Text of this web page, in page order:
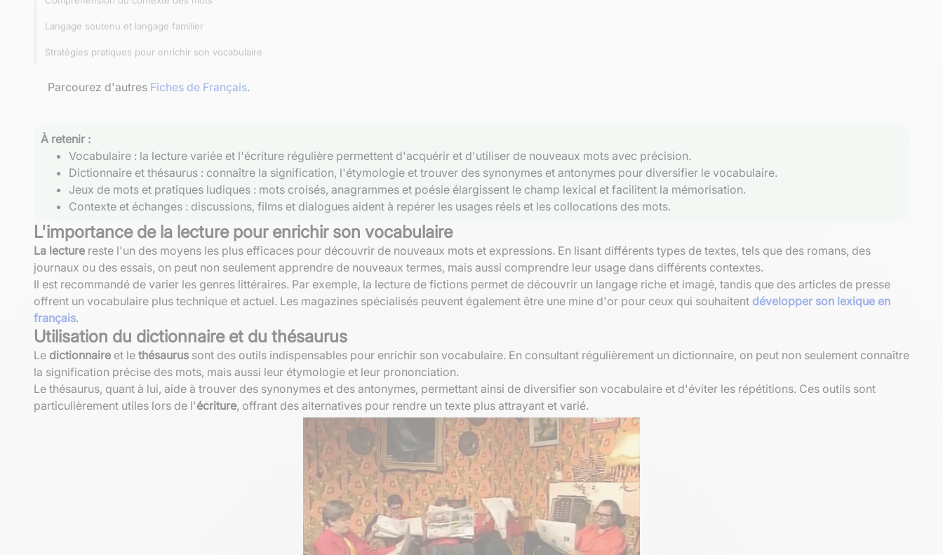
Langage soutenu et langage familier
Stratégies pratiques pour enrichir son vocabulaire
Parcourez d'autres Fiches de Français.
À retenir :
Vocabulaire : la lecture variée et l'écriture régulière permettent d'acquérir et d'utiliser de nouveaux mots avec précision.
Dictionnaire et thésaurus : connaître la signification, l'étymologie et trouver des synonymes et antonymes pour diversifier le vocabulaire.
Jeux de mots et pratiques ludiques : mots croisés, anagrammes et poésie élargissent le champ lexical et facilitent la mémorisation.
Contexte et échanges : discussions, films et dialogues aident à repérer les usages réels et les collocations des mots.
L'importance de la lecture pour enrichir son vocabulaire
La lecture reste l'un des moyens les plus efficaces pour découvrir de nouveaux mots et expressions. En lisant différents types de textes, tels que des romans, des
journaux ou des essais, on peut non seulement apprendre de nouveaux termes, mais aussi comprendre leur usage dans différents contextes.
Il est recommandé de varier les genres littéraires. Par exemple, la lecture de fictions permet de découvrir un langage riche et imagé, tandis que des articles de presse
offrent un vocabulaire plus technique et actuel. Les magazines spécialisés peuvent également être une mine d'or pour ceux qui souhaitent développer son lexique en
français.
Utilisation du dictionnaire et du thésaurus
Le dictionnaire et le thésaurus sont des outils indispensables pour enrichir son vocabulaire. En consultant régulièrement un dictionnaire, on peut non seulement connaître
la signification précise des mots, mais aussi leur étymologie et leur prononciation.
Le thésaurus, quant à lui, aide à trouver des synonymes et des antonymes, permettant ainsi de diversifier son vocabulaire et d'éviter les répétitions. Ces outils sont
particulièrement utiles lors de l'écriture, offrant des alternatives pour rendre un texte plus attrayant et varié.